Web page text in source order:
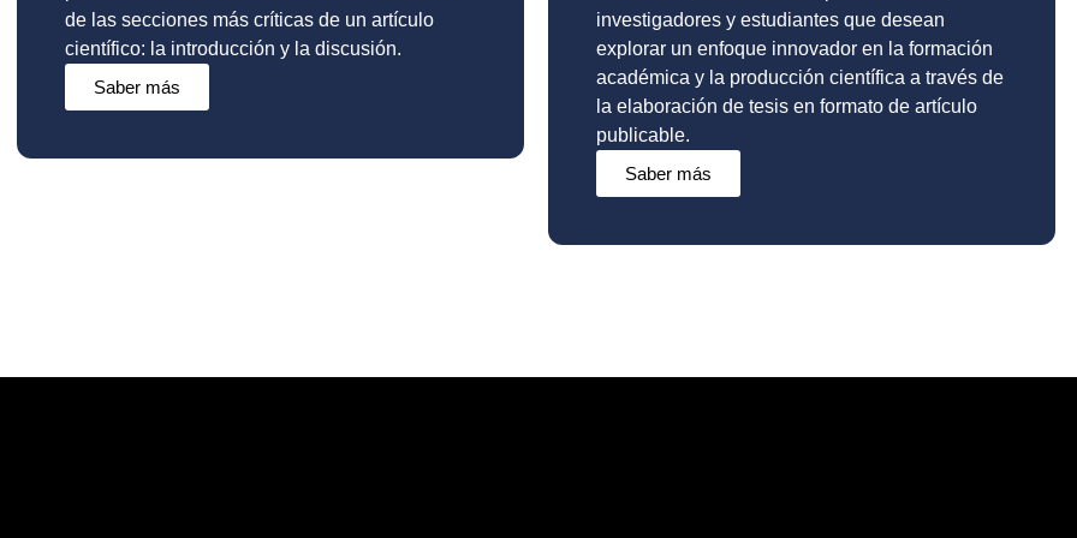
de las secciones más críticas de un artículo
científico: la introducción y la discusión.
Saber más
investigadores y estudiantes que desean
explorar un enfoque innovador en la formación
académica y la producción científica a través de
la elaboración de tesis en formato de artículo
publicable.
Saber más